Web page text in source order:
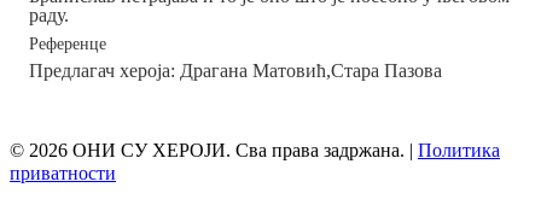
раду.
Референце
Предлагач хероја: Драгана Матовић,Стара Пазова
© 2026 ОНИ СУ ХЕРОЈИ. Сва права задржана. | Политика
приватности